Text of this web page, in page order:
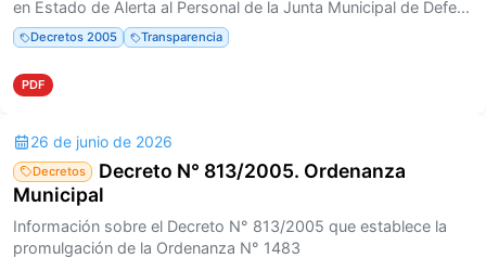
en Estado de Alerta al Personal de la Junta Municipal de Defe...
Decretos 2005 Transparencia
PDF
26 de junio de 2026
Decretos
Decreto N° 813/2005. Ordenanza
Municipal
Información sobre el Decreto N° 813/2005 que establece la
promulgación de la Ordenanza N° 1483